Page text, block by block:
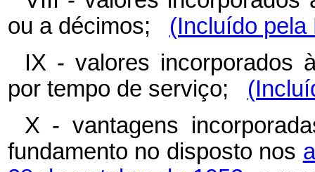
ou a décimos; (Incluído pela
IX - valores incorporados
por tempo de serviço;
X - vantagens
fundamento no disposto nos